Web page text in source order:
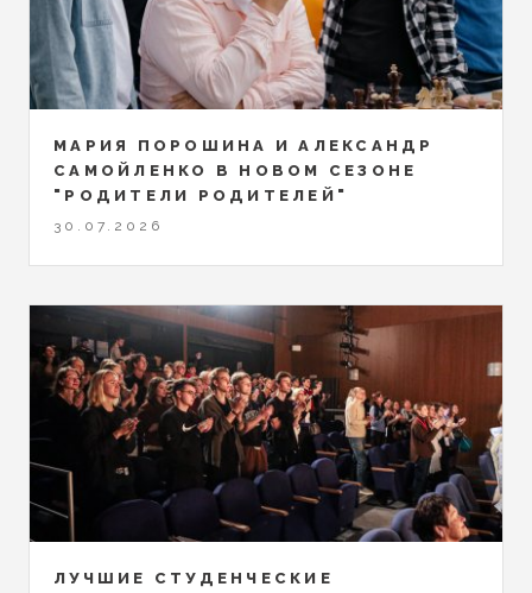
МАРИЯ ПОРОШИНА И АЛЕКСАНДР
САМОЙЛЕНКО В НОВОМ СЕЗОНЕ
"РОДИТЕЛИ РОДИТЕЛЕЙ"
30.07.2026
ЛУЧШИЕ СТУДЕНЧЕСКИЕ